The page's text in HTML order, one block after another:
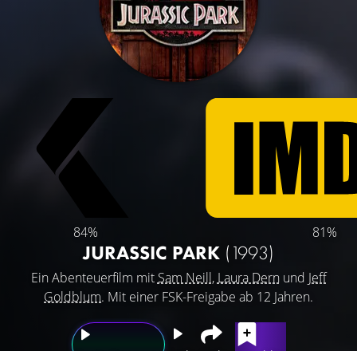
84% 81%
JURASSIC PARK (1993)
Ein Abenteuerfilm mit Sam Neill, Laura Dernund Jeff
Goldblum. Mit einer FSK-Freigabe ab 12 Jahren.